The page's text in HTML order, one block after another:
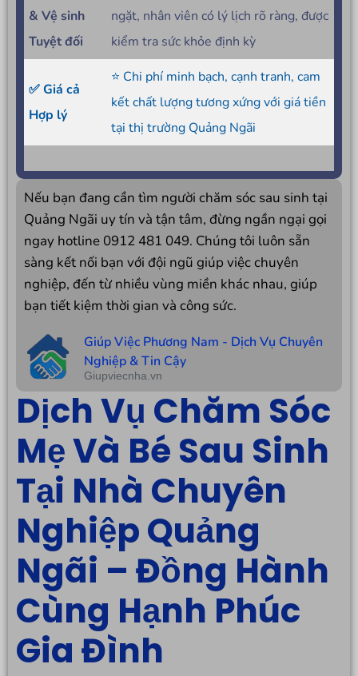
& Vệ sinh
Tuyệt đối
ngặt, nhân viên có lý lịch rõ ràng, được
kiểm tra sức khỏe định kỳ
✅ Giá cả
Hợp lý
⭐ Chi phí minh bạch, cạnh tranh, cam
kết chất lượng tương xứng với giá tiền
tại thị trường Quảng Ngãi
Nếu bạn đang cần tìm người chăm sóc sau sinh tại
Quảng Ngãi uy tín và tận tâm, đừng ngần ngại gọi
ngay hotline 0912 481 049. Chúng tôi luôn sẵn
sàng kết nối bạn với đội ngũ giúp việc chuyên
nghiệp, đến từ nhiều vùng miền khác nhau, giúp
bạn tiết kiệm thời gian và công sức.
Giúp Việc Phương Nam - Dịch Vụ Chuyên
Nghiệp & Tin Cậy
Giupviecnha.vn
Dịch Vụ Chăm Sóc
Mẹ Và Bé Sau Sinh
Tại Nhà Chuyên
Nghiệp Quảng
Ngãi – Đồng Hành
Cùng Hạnh Phúc
Gia Đình